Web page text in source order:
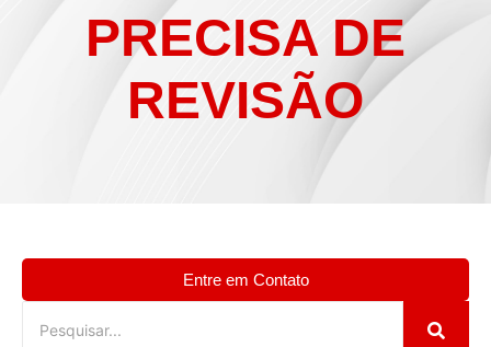
PRECISA DE
REVISÃO
Entre em Contato